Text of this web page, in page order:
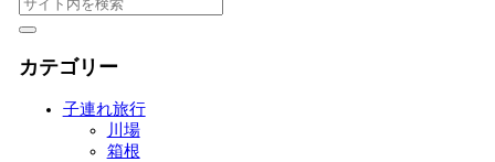
カテゴリー
子連れ旅行
川場
箱根